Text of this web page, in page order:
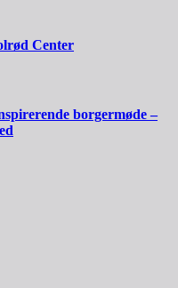
Center
borgermøde –